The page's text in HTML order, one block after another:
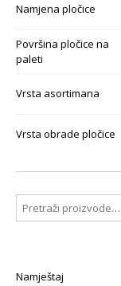
Namjena pločice
Površina pločice na
paleti
Vrsta asortimana
Vrsta obrade pločice
Namještaj